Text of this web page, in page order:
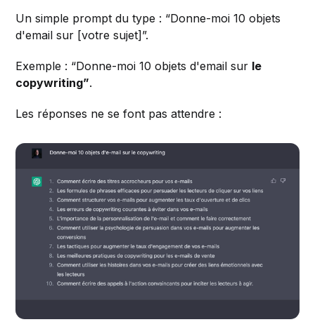
Un simple prompt du type : “Donne-moi 10 objets
d'email sur [votre sujet]”.
Exemple : “Donne-moi 10 objets d'email sur le
copywriting”.
Les réponses ne se font pas attendre :